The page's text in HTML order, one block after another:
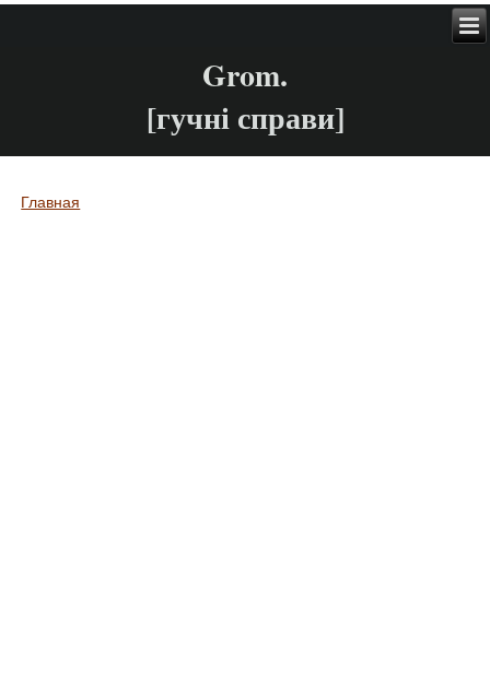
Grom.
[гучні справи]
Вы здесь
Главная